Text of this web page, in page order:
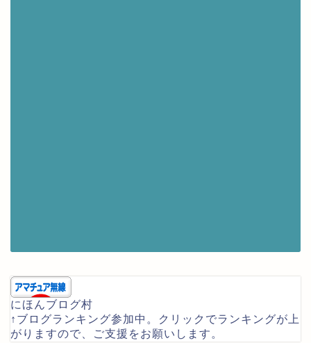
にほんブログ村
↑ブログランキング参加中。クリックでランキングが上
がりますので、ご支援をお願いします。